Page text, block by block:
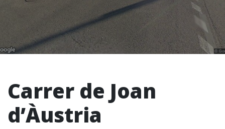
Carrer de Joan
d’Àustria